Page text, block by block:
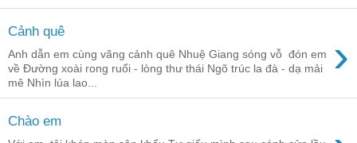
Cảnh quê ›
Anh dẫn em cùng vãng cảnh quê Nhuệ Giang sóng vỗ đón em
về Đường xoài rong ruổi - lòng thư thái Ngõ trúc la đà - dạ mải
mê Nhìn lúa lao...
Chào em